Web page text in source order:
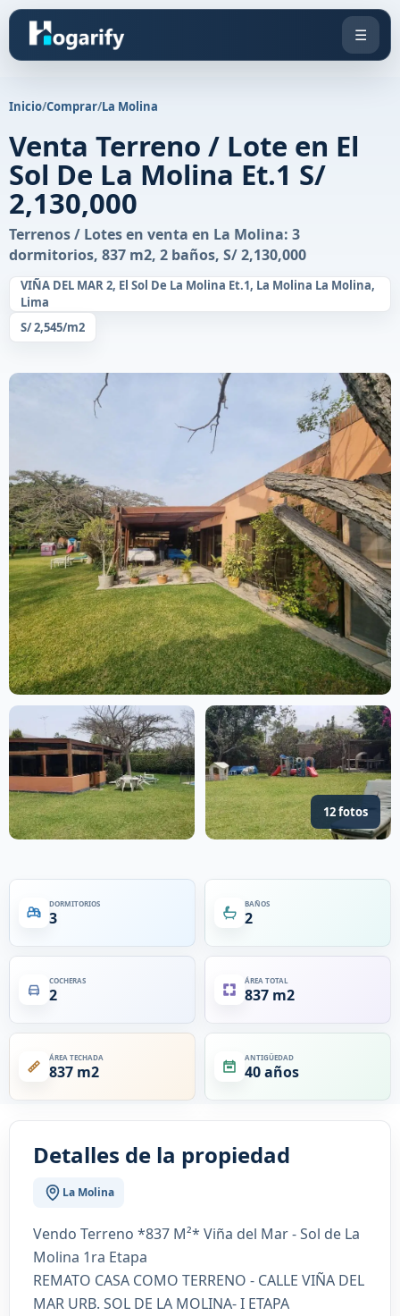
☰
Inicio/Comprar/La Molina
Venta Terreno / Lote en El
Sol De La Molina Et.1 S/
2,130,000
Terrenos / Lotes en venta en La Molina: 3
dormitorios, 837 m2, 2 baños, S/ 2,130,000
VIÑA DEL MAR 2, El Sol De La Molina Et.1, La Molina La Molina,
Lima
S/ 2,545/m2
12 fotos
DORMITORIOS
3
BAÑOS
2
COCHERAS
2
ÁREA TOTAL
837 m2
ÁREA TECHADA
837 m2
ANTIGÜEDAD
40 años
Detalles de la propiedad
La Molina
Vendo Terreno *837 M²* Viña del Mar - Sol de La
Molina 1ra Etapa
REMATO CASA COMO TERRENO - CALLE VIÑA DEL
MAR URB. SOL DE LA MOLINA- I ETAPA